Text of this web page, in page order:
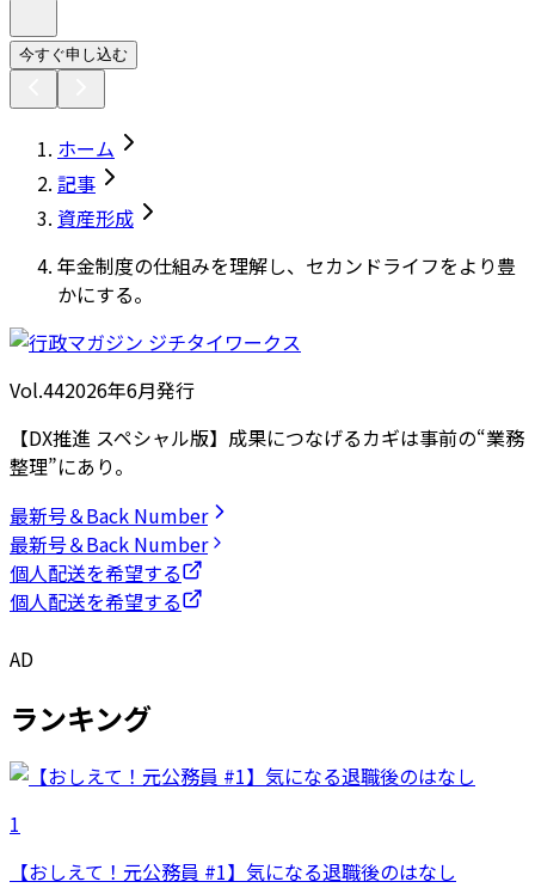
今すぐ申し込む
ホーム
記事
資産形成
年金制度の仕組みを理解し、セカンドライフをより豊
かにする。
Vol.442026年6月発行
【DX推進 スペシャル版】成果につなげるカギは事前の“業務
整理”にあり。
最新号＆Back Number
最新号＆Back Number
個人配送を希望する
個人配送を希望する
AD
ランキング
1
【おしえて！元公務員 #1】気になる退職後のはなし